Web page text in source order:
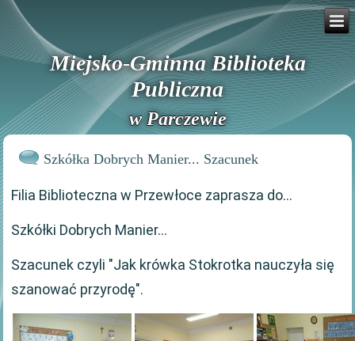
Miejsko-Gminna Biblioteka
Publiczna
w Parczewie
Szkółka Dobrych Manier... Szacunek
Filia Biblioteczna w Przewłoce zaprasza do...
Szkółki Dobrych Manier...
Szacunek czyli "Jak krówka Stokrotka nauczyła się
szanować przyrodę".